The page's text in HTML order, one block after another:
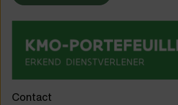
Contact